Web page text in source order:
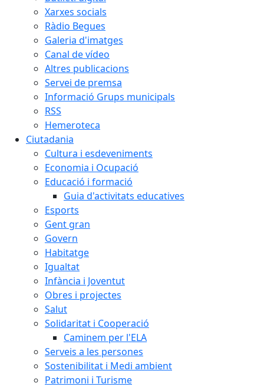
Xarxes socials
Ràdio Begues
Galeria d'imatges
Canal de vídeo
Altres publicacions
Servei de premsa
Informació Grups municipals
RSS
Hemeroteca
Ciutadania
Cultura i esdeveniments
Economia i Ocupació
Educació i formació
Guia d'activitats educatives
Esports
Gent gran
Govern
Habitatge
Igualtat
Infància i Joventut
Obres i projectes
Salut
Solidaritat i Cooperació
Caminem per l'ELA
Serveis a les persones
Sostenibilitat i Medi ambient
Patrimoni i Turisme